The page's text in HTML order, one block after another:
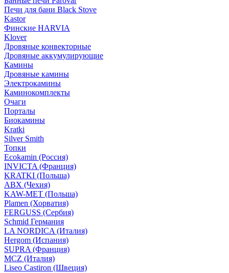
Печи для бани Black Stove
Kastor
Финские HARVIA
Klover
Дровяные конвекторные
Дровяные аккумулирующие
Камины
Дровяные камины
Электрокамины
Каминокомплекты
Очаги
Порталы
Биокамины
Kratki
Silver Smith
Топки
Ecokamin (Россия)
INVICTA (Франция)
KRATKI (Польша)
ABX (Чехия)
KAW-MET (Польша)
Plamen (Хорватия)
FERGUSS (Сербия)
Schmid Германия
LA NORDICA (Италия)
Hergom (Испания)
SUPRA (Франция)
MCZ (Италия)
Liseo Castiron (Швеция)